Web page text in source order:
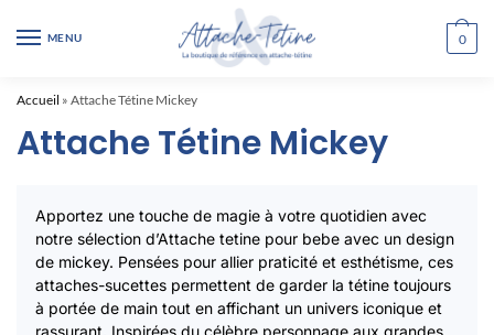
MENU 0
Accueil » Attache Tétine Mickey
Attache Tétine Mickey
Apportez une touche de magie à votre quotidien avec
notre sélection d’Attache tetine pour bebe avec un design
de mickey. Pensées pour allier praticité et esthétisme, ces
attaches-sucettes permettent de garder la tétine toujours
à portée de main tout en affichant un univers iconique et
rassurant. Inspirées du célèbre personnage aux grandes